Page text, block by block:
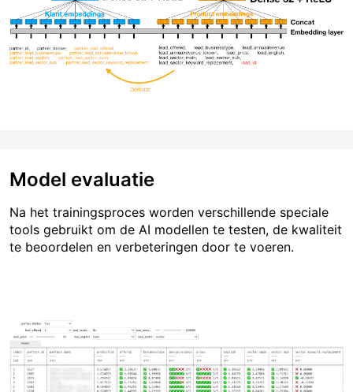
Model evaluatie
Na het trainingsproces worden verschillende speciale
tools gebruikt om de AI modellen te testen, de kwaliteit
te beoordelen en verbeteringen door te voeren.